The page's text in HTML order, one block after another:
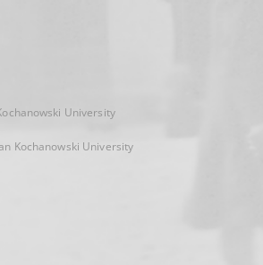
University
Kochanowski University